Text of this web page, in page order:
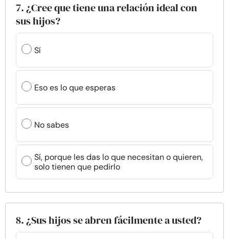
7. ¿Cree que tiene una relación ideal con
sus hijos?
Sí
Eso es lo que esperas
No sabes
Sí, porque les das lo que necesitan o quieren,
solo tienen que pedirlo
8. ¿Sus hijos se abren fácilmente a usted?